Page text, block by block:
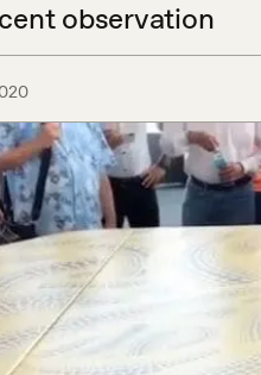
observation